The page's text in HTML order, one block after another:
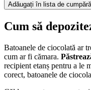
Adăugați în lista de
Cum să
Batoanele de ciocolată ar
cum ar fi cămara.
recipient etanș pentru a le
corect, batoanele de